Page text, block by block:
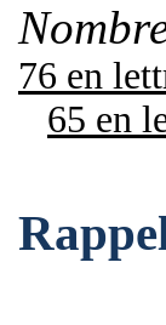
76 en
65 en